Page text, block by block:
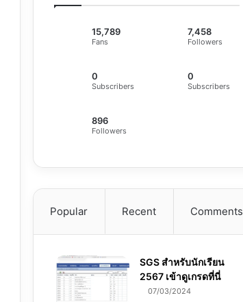
15,789
Fans
7,458
Followers
0
Subscribers
0
Subscribers
896
Followers
Popular Recent Comments
SGS สําหรับนักเรียน
2567 เข้าดูเกรดที่นี่
07/03/2024